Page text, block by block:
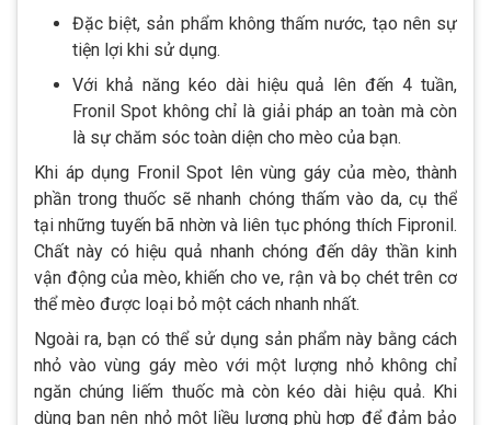
Đặc biệt, sản phẩm không thấm nước, tạo nên sự
tiện lợi khi sử dụng.
Với khả năng kéo dài hiệu quả lên đến 4 tuần,
Fronil Spot không chỉ là giải pháp an toàn mà còn
là sự chăm sóc toàn diện cho mèo của bạn.
Khi áp dụng Fronil Spot lên vùng gáy của mèo, thành
phần trong thuốc sẽ nhanh chóng thấm vào da, cụ thể
tại những tuyến bã nhờn và liên tục phóng thích Fipronil.
Chất này có hiệu quả nhanh chóng đến dây thần kinh
vận động của mèo, khiến cho ve, rận và bọ chét trên cơ
thể mèo được loại bỏ một cách nhanh nhất.
Ngoài ra, bạn có thể sử dụng sản phẩm này bằng cách
nhỏ vào vùng gáy mèo với một lượng nhỏ không chỉ
ngăn chúng liếm thuốc mà còn kéo dài hiệu quả. Khi
dùng bạn nên nhỏ một liều lượng phù hợp để đảm bảo